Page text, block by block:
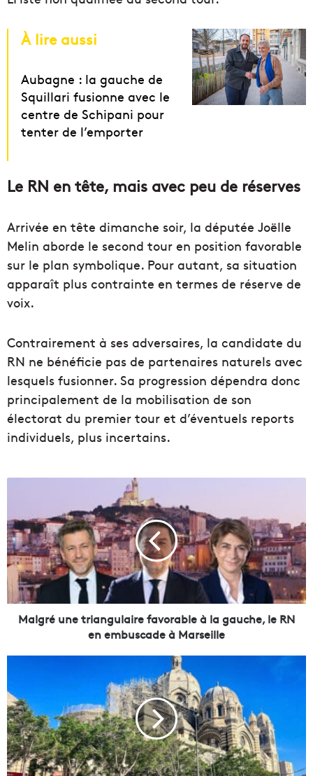
À lire aussi
Aubagne : la gauche de
Squillari fusionne avec le
centre de Schipani pour
tenter de l’emporter
Le RN en tête, mais avec peu de réserves
Arrivée en tête dimanche soir, la députée Joëlle
Melin aborde le second tour en position favorable
sur le plan symbolique. Pour autant, sa situation
apparaît plus contrainte en termes de réserve de
voix.
Contrairement à ses adversaires, la candidate du
RN ne bénéficie pas de partenaires naturels avec
lesquels fusionner. Sa progression dépendra donc
principalement de la mobilisation de son
électorat du premier tour et d’éventuels reports
individuels, plus incertains.
g
r
é
u
n
e
g
u
l
a
i
r
Malgré une triangulaire favorable à la gauche, le RN
en embuscade à Marseille
n
q
u
e
t
g